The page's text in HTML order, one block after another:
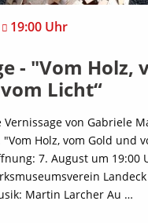
19:00 Uhr
- "Vom Holz,
Licht“
Vernissage von Gabriele
"Vom Holz, vom Gold und
7. August um 19:00
Martin Larcher Au …